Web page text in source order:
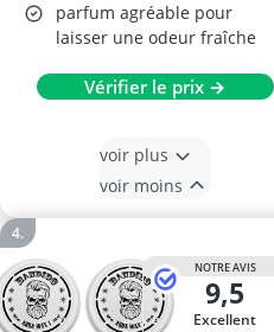
parfum agréable pour
laisser une odeur fraîche
Vérifier le prix →
voir plus
voir moins
NOTRE AVIS
9,5
Excellent